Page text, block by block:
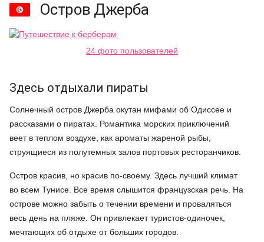
Остров Джерба
24 фото пользователей
Здесь отдыхали пираты
Солнечный остров Джерба окутан мифами об Одиссее и
рассказами о пиратах. Романтика морских приключений
веет в теплом воздухе, как ароматы жареной рыбы,
струящиеся из полутемных залов портовых ресторанчиков.
Остров красив, но красив по-своему. Здесь лучший климат
во всем Тунисе. Все время слышится французская речь. На
острове можно забыть о течении времени и проваляться
весь день на пляже. Он привлекает туристов-одиночек,
мечтающих об отдыхе от больших городов.